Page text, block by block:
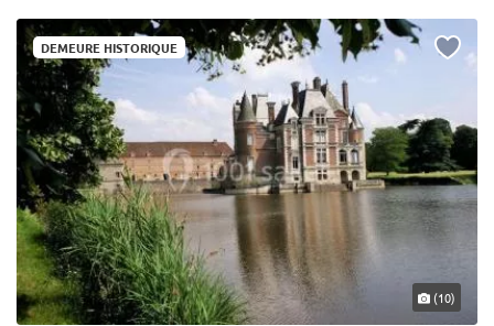
ou petite fête confidentielle ? Du restaurant étoilé à un lieu de
réception en extérieur, en passant par tous les types de
professionnels de l'événementiel, nous pouvons pallier toutes les
situations. Opter pour 1001Sallesvous permettra d'aller à
l'essentiel.
matière de décoration... Des entreprises du secteur seront
sélectionnées en tenant compte de chaque critère donné.
Dernière étape, des devis seront mis à disposition par tous les
professionnels sollicités, concernant un château mariage dans le
Loiret, choisissez celui qui vous convient le mieux ! Comme vous
pourrez le constater, nos partenaires sauront se montrer réactifs
et à l'écoute. Nul doute que vos invités apprécieront fortement ce
moment important, organisé par vos soins grâce à l'aide de
1001Salles !
DEMEURE HISTORIQUE
(10)